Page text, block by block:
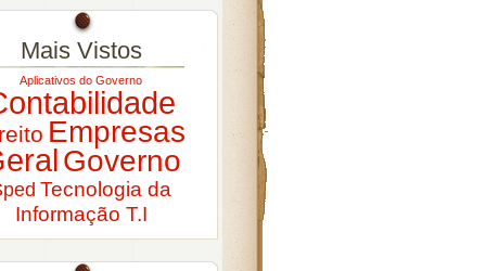
Mais Vistos
Aplicativos do Governo
Empresas
Governo
Tecnologia da
Informação T.I